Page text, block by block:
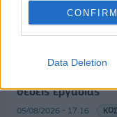
CONFIRM
Data Deletion
05/08/2026 - 17:39
ΗΠΑ: Επιβράδυνση
θέσεις εργασίας
05/08/2026 - 17:16